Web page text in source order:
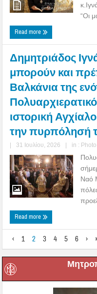
“Οι
Read more
Δημητριάδος
μπορούν και
Βαλκάνια της
ιστορική
την πυρπόλησή
| 31 Ιουλίου, 2026 | in :
Ναό
Read more
‹ 1 2 3 4 5 6 ›